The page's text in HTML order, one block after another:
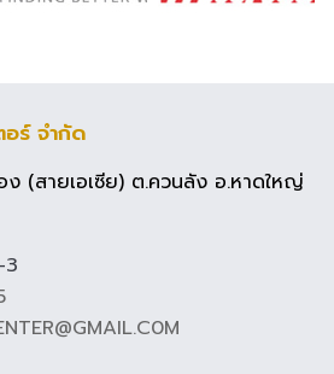
อร์ จำกัด
ง (สายเอเซีย) ต.ควนลัง อ.หาดใหญ่
3